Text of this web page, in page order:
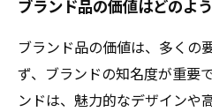
ブランド品の価値はどのよ
ブランド品の価値は、多くの
ず、ブランドの知名度が重要
ンドは、魅力的なデザインや